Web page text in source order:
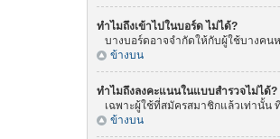
ทำไมถึงเข้าไปในบอร์ด ไม่ได้?
บางบอร์ดอาจจำกัดให้กับผู้ใช้บางคน
ข้างบน
ทำไมถึงลงคะแนนในแบบสำรวจไม่ได้?
เฉพาะผู้ใช้ที่สมัครสมาชิกแล้วเท่านั้น
ข้างบน